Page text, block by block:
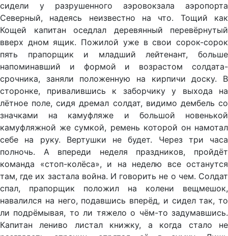
сидели у разрушенного аэровокзала аэропорта
Северный, надеясь неизвестно на что. Тощий как
Кощей капитан оседлал деревянный перевёрнутый
вверх дном ящик. Пожилой уже в свои сорок-сорок
пять прапорщик и младший лейтенант, больше
напоминавший и формой и возрастом солдата-
срочника, заняли положенную на кирпичи доску. В
сторонке, привалившись к заборчику у выхода на
лётное поле, сидя дремал солдат, видимо дембель со
значками на камуфляже и большой новенькой
камуфляжной же сумкой, ремень которой он намотал
себе на руку. Вертушки не будет. Через три часа
полночь. А впереди неделя праздников, пройдёт
команда «стоп-колёса», и на неделю все останутся
там, где их застала война. И говорить не о чем. Солдат
спал, прапорщик положил на колени вещмешок,
навалился на него, подавшись вперёд, и сидел так, то
ли подрёмывая, то ли тяжело о чём-то задумавшись.
Капитан лениво листал книжку, а когда стало не